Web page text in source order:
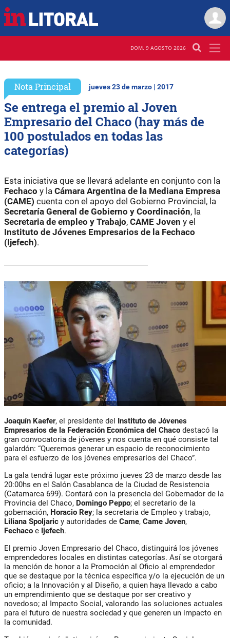
DOM. 9 AGOSTO 2026
Nota Principal jueves 23 de marzo | 2017
Se entrega el premio al Joven
Empresario del Chaco (hay más de
100 postulados en todas las
categorías)
Esta iniciativa que se llevará adelante en conjunto con la
Fechaco y la Cámara Argentina de la Mediana Empresa
(CAME) cuenta con el apoyo del Gobierno Provincial, la
Secretaría General de Gobierno y Coordinación, la
Secretaria de empleo y Trabajo, CAME Joven y el
Instituto de Jóvenes Empresarios de la Fechaco
(Ijefech).
Joaquín Kaefer, el presidente del Instituto de Jóvenes
Empresarios de la Federación Económica del Chaco destacó la
gran convocatoria de jóvenes y nos cuenta en qué consiste tal
galardón: “Queremos generar un espacio de reconocimiento
para el esfuerzo de los jóvenes empresarios del Chaco”.
La gala tendrá lugar este próximo jueves 23 de marzo desde las
20:00hs en el Salón Casablanca de la Ciudad de Resistencia
(Catamarca 699). Contará con la presencia del Gobernador de la
Provincia del Chaco, Domingo Peppo; el secretario de la
gobernación, Horacio Rey; la secretaria de Empleo y trabajo,
Liliana Spoljaric y autoridades de Came, Came Joven,
Fechaco e Ijefech.
El premio Joven Empresario del Chaco, distinguirá los jóvenes
emprendedores locales en distintas categorías. Así se otorgará
la mención de honor a la Promoción al Oficio al emprendedor
que se destaque por la técnica específica y/o la ejecución de un
oficio; a la Innovación y al Diseño, a quien haya llevado a cabo
un emprendimiento que se destaque por ser creativo y
novedoso; al Impacto Social, valorando las soluciones actuales
para el futuro de nuestra sociedad y que generen un impacto en
la comunidad.